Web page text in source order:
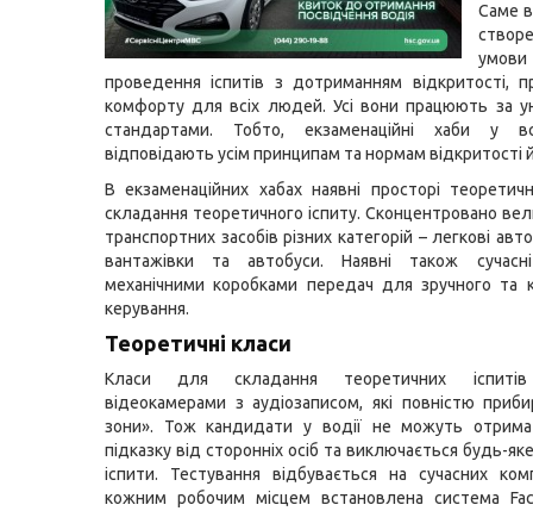
Саме
проведення іспитів з дотриманням відкритості,
комфорту для всіх людей. Усі вони працюють за
стандартами. Тобто, екзаменаційні хаби у
відповідають усім принципам та нормам відкритості
В екзаменаційних хабах наявні просторі
складання теоретичного іспиту. Сконцентровано
транспортних засобів різних категорій – легкові
вантажівки та автобуси. Наявні також
механічними коробками передач для зручного та
керування.
Теоретичні класи
Класи для складання теоретичних іспитів
відеокамерами з аудіозаписом, які повністю
зони». Тож кандидати у водії не можуть
підказку від сторонніх осіб та виключається будь-
іспити. Тестування відбувається на сучасних
кожним робочим місцем встановлена система